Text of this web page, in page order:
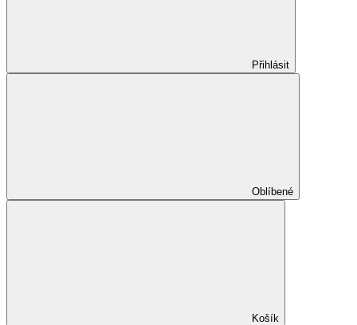
Přihlásit
Oblíbené
Košík